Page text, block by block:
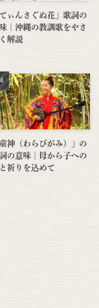
てぃんさぐぬ花」歌詞の
｜沖縄の教訓歌をやさ
解説
童神（わらびがみ）」の
の意味｜母から子への
祈りを込めて